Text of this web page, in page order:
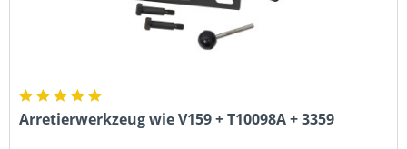
Arretierwerkzeug wie V159 + T10098A + 3359